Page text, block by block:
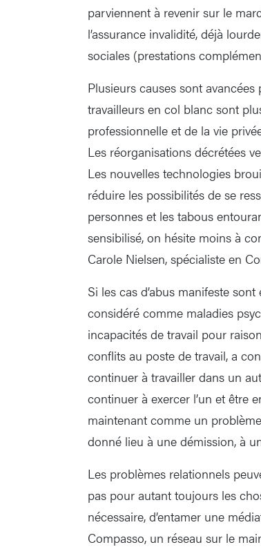
parviennent à revenir sur le
l’assurance invalidité, déjà
sociales (prestations
Plusieurs causes sont
travailleurs en col blanc sont
professionnelle et de la vie
Les réorganisations décrétées
Les nouvelles technologies
réduire les possibilités de se
personnes et les tabous
sensibilisé, on hésite moins à
Carole Nielsen, spécialiste en
Si les cas d’abus manifeste
considéré comme maladies
incapacités de travail pour
conflits au poste de travail, a
continuer à travailler dans un
continuer à exercer l’un et être
maintenant comme un
donné lieu à une démission, à
Les problèmes relationnels
pas pour autant toujours les
nécessaire, d’entamer une
Compasso, un réseau sur le